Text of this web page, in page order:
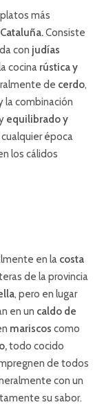
más
Consiste
con judías
cocina rústica y
de cerdo,
la combinación
equilibrado y
época
los cálidos
en la costa
de la provincia
, pero en lugar
en un caldo de
mariscos como
todo cocido
de todos
con un
su sabor.